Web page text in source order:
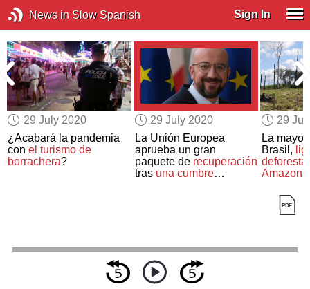
News in Slow Spanish Sign In
29 July 2020
¿Acabará la pandemia
conel turismo de
borrachera?
29 July 2020
La Unión Europea
aprueba un gran
paquete de recuperación
tras una cumbre
29
La mayor
Brasil,